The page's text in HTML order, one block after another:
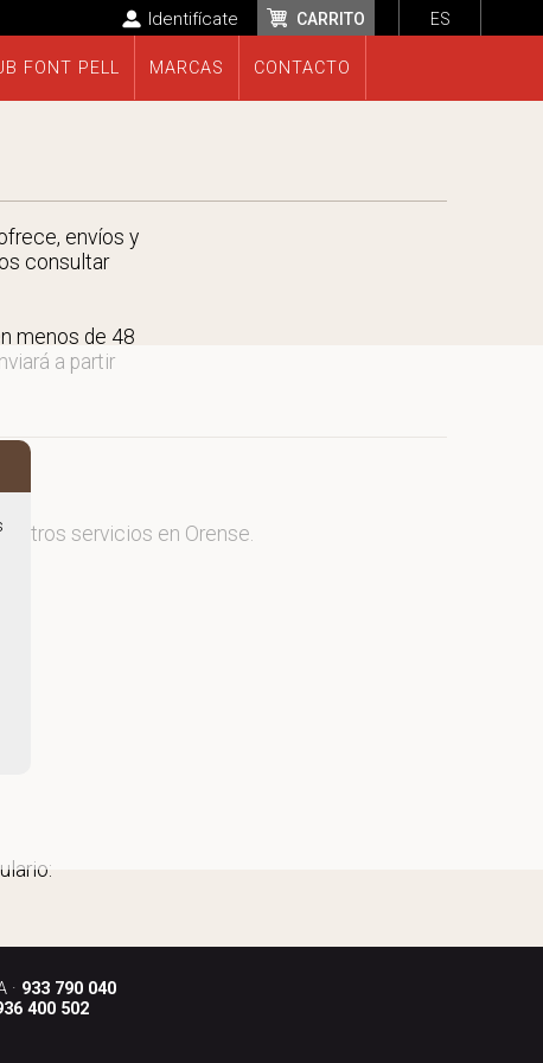
ES
CARRITO
Identifícate
FONT PELL MARCAS CONTACTO
envíos y
consultar
menos de 48
a partir
servicios en Orense.
· 933 790 040
400 502